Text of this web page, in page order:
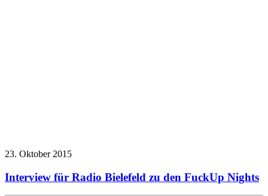
23. Oktober 2015
Interview für Radio Bielefeld zu den FuckUp Nights